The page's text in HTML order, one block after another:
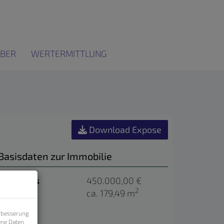
WERTERMITTLUNG
Download Expose
zur Immobilie
Kaufpreis
450.000,00 €
ca. 179,49 m2
Daten